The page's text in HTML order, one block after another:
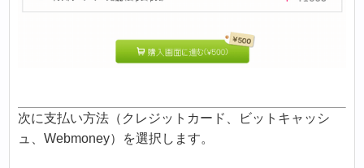
次に支払い方法（クレジットカード、ビットキャッシ
ュ、Webmoney）を選択します。